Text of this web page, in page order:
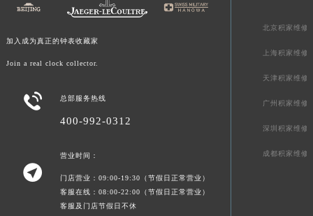
陕西省安康市汉滨区金州路积家售后服务中心（需提前预约）
陕西省铜川市王益区红旗街积家售后服务中心（需提前预约）
陕西省渭南市临渭区东风大街积家售后服务中心（需提前预约）
陕西省延安市宝塔区中心街积家售后服务中心（需提前预约）
陕西省榆林市榆阳区长兴路积家售后服务中心（需提前预约）
加入成为真正的钟表收藏家
Join a real clock collector.
 总部服务热线
400-992-0312

营业时间：
门店营业：09:00-19:30（节假日正常营业）
客服在线：08:00-22:00（节假日正常营业）
客服及门店节假日不休
北京积家维修
上海积家维修
天津积家维修
广州积家维修
深圳积家维修
成都积家维修